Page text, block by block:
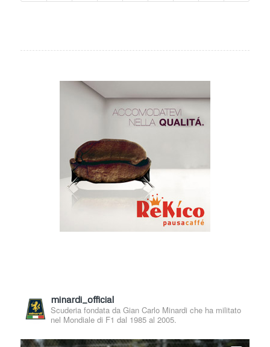
minardi_official
Scuderia fondata da Gian Carlo Minardi che ha militato
nel Mondiale di F1 dal 1985 al 2005.